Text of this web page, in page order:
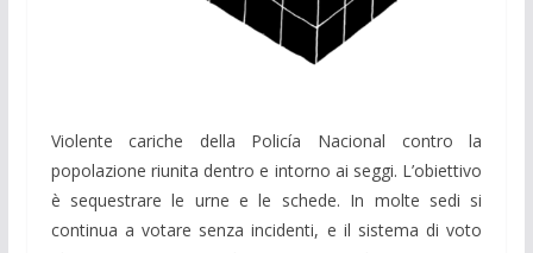
Violente cariche della Policía Nacional contro la
popolazione riunita dentro e intorno ai seggi. L’obiettivo
è sequestrare le urne e le schede. In molte sedi si
continua a votare senza incidenti, e il sistema di voto